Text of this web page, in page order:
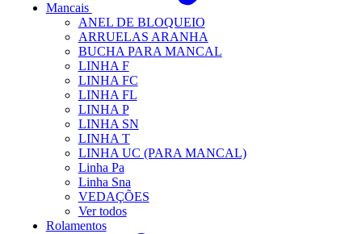
Mancais
ANEL DE BLOQUEIO
ARRUELAS ARANHA
BUCHA PARA MANCAL
LINHA F
LINHA FC
LINHA FL
LINHA P
LINHA SN
LINHA T
LINHA UC (PARA MANCAL)
Linha Pa
Linha Sna
VEDAÇÕES
Ver todos
Rolamentos